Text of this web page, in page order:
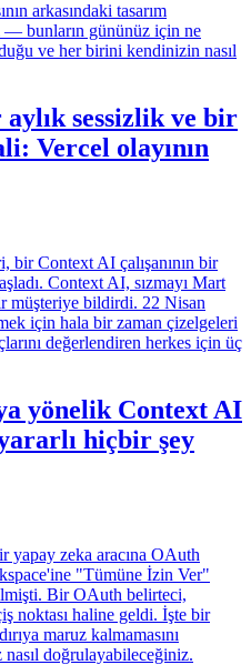
arkasındaki tasarım
— bunların gününüz için ne
ve her birini kendinizin nasıl
sessizlik ve bir
Vercel olayının
Context AI çalışanının bir
Context AI, sızmayı Mart
müşteriye bildirdi. 22 Nisan
için hala bir zaman çizelgeleri
değerlendiren herkes için üç
yönelik Context AI
hiçbir şey
yapay zeka aracına OAuth
"Tümüne İzin Ver"
Bir OAuth belirteci,
noktası haline geldi. İşte bir
maruz kalmamasını
doğrulayabileceğiniz.